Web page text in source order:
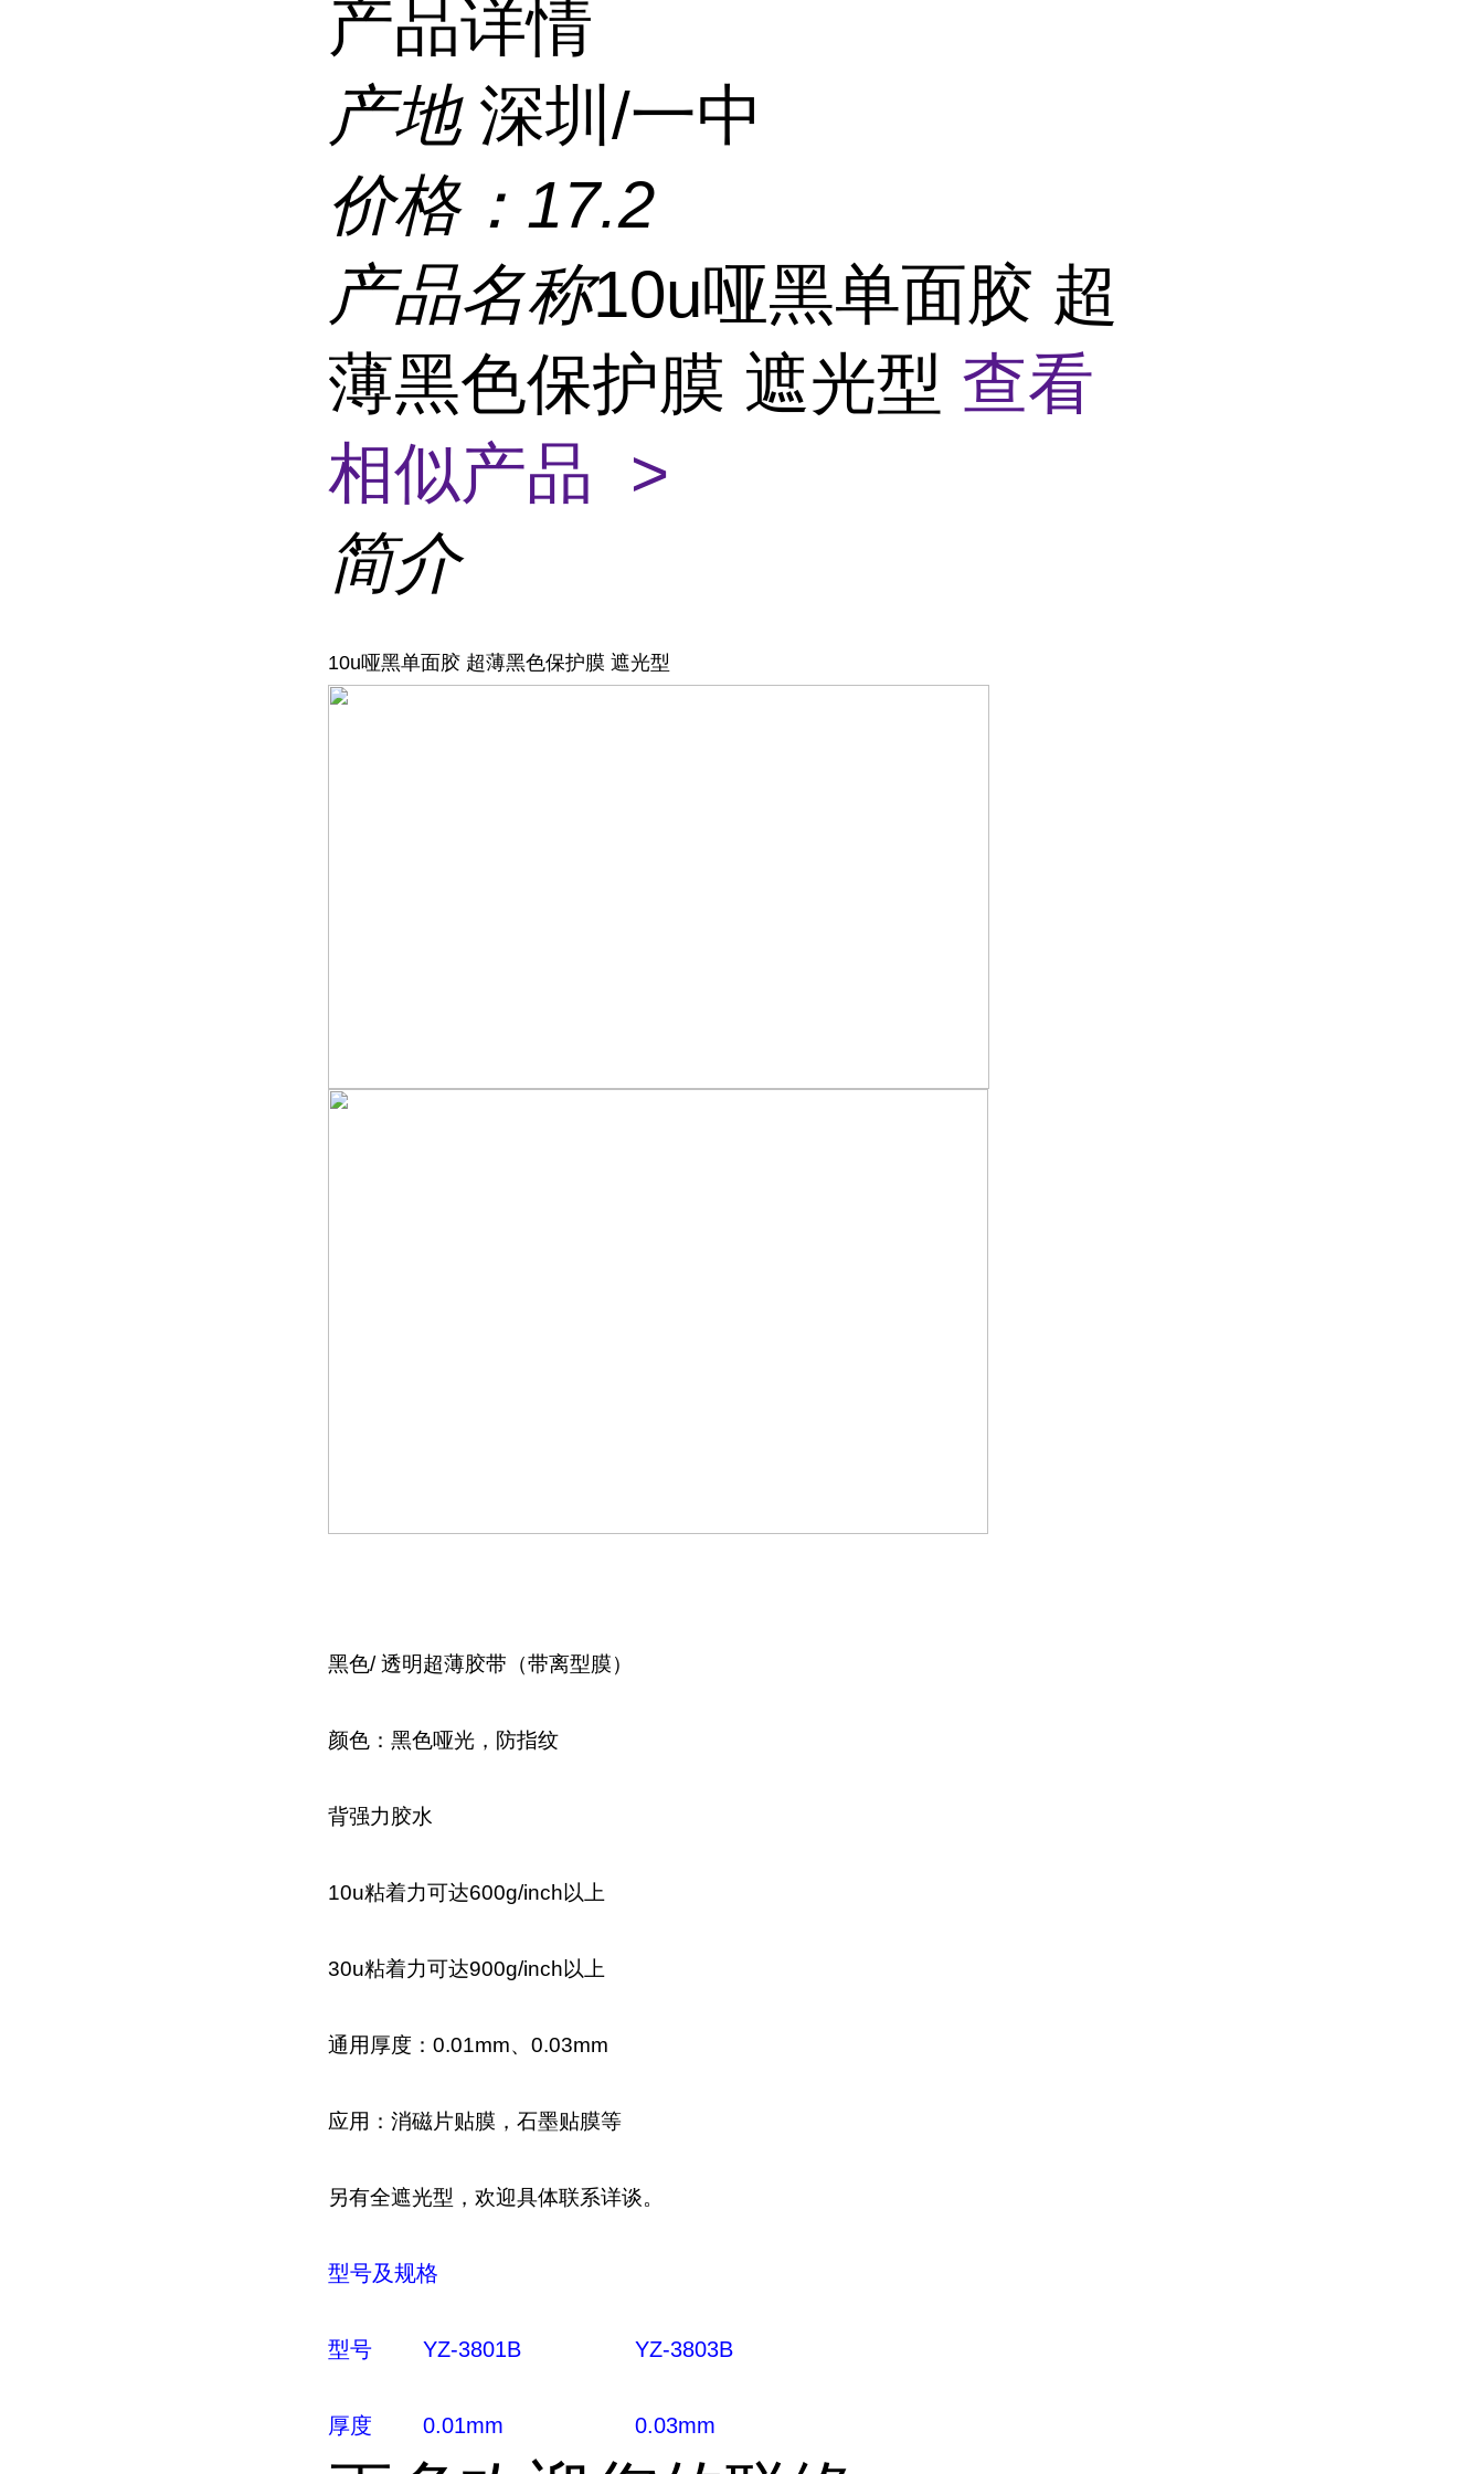
产品详情
产地 深圳/一中
价格： 17.2
产品名称10u哑黑单面胶 超
薄黑色保护膜 遮光型 查看
相似产品 >
简介
10u哑黑单面胶 超薄黑色保护膜 遮光型
黑色/透明超薄胶带（带离型膜）
颜色：黑色哑光，防指纹
背强力胶水
10u粘着力可达600g/inch以上
30u粘着力可达900g/inch以上
通用厚度：0.01mm、0.03mm
应用：消磁片贴膜，石墨贴膜等
另有全遮光型，欢迎具体联系详谈。
型号及规格
型号 YZ-3801B YZ-3803B
厚度 0.01mm 0.03mm